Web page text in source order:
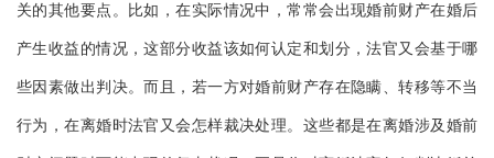
关的其他要点。比如，在实际情况中，常常会出现婚前财产在婚后
产生收益的情况，这部分收益该如何认定和划分，法官又会基于哪
些因素做出判决。而且，若一方对婚前财产存在隐瞒、转移等不当
行为，在离婚时法官又会怎样裁决处理。这些都是在离婚涉及婚前